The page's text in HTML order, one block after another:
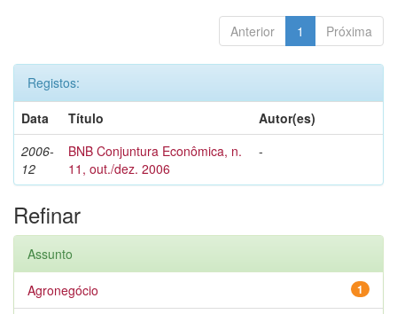
Anterior 1 Próxima
Registos:
Data
Título
Autor(es)
2006-
12
BNB Conjuntura Econômica, n.
11, out./dez. 2006
-
Refinar
Assunto
1
Agronegócio